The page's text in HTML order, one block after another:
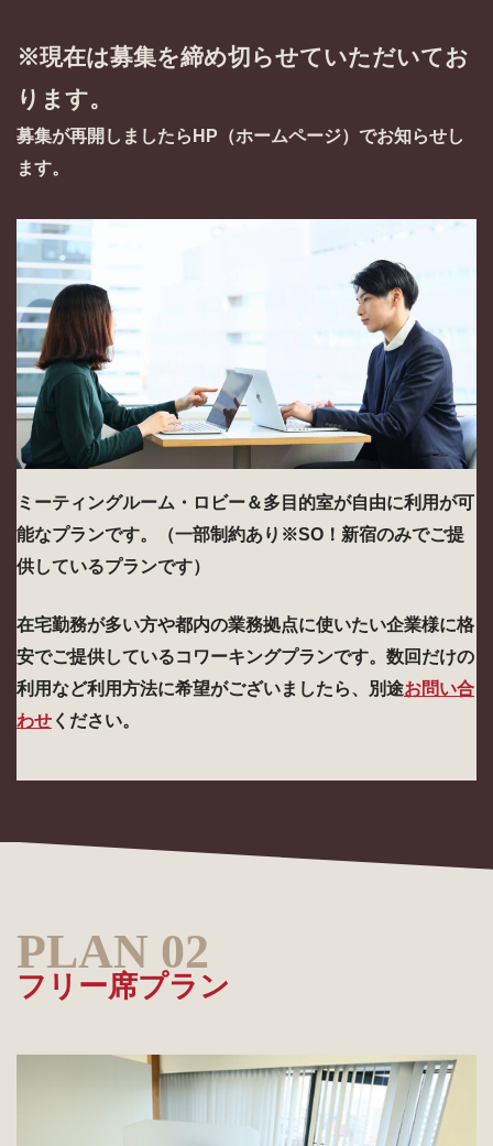
※現在は募集を締め切らせていただいてお
ります。
募集が再開しましたらHP（ホームページ）でお知らせし
ます。
ミーティングルーム・ロビー＆多目的室が自由に利用が可
能なプランです。（一部制約あり※SO！新宿のみでご提
供しているプランです）
在宅勤務が多い方や都内の業務拠点に使いたい企業様に格
安でご提供しているコワーキングプランです。数回だけの
利用など利用方法に希望がございましたら、別途お問い合
わせ ください。
フリー席プラン